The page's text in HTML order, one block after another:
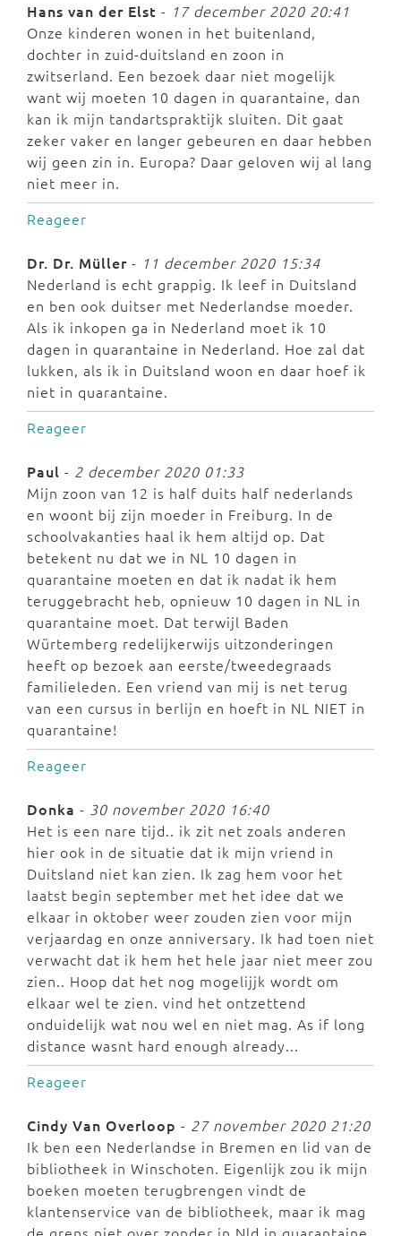
Hans van der Elst - 17 december 2020 20:41
Onze kinderen wonen in het buitenland,
dochter in zuid-duitsland en zoon in
zwitserland. Een bezoek daar niet mogelijk
want wij moeten 10 dagen in quarantaine, dan
kan ik mijn tandartspraktijk sluiten. Dit gaat
zeker vaker en langer gebeuren en daar hebben
wij geen zin in. Europa? Daar geloven wij al lang
niet meer in.
Reageer
Dr. Dr. Müller - 11 december 2020 15:34
Nederland is echt grappig. Ik leef in Duitsland
en ben ook duitser met Nederlandse moeder.
Als ik inkopen ga in Nederland moet ik 10
dagen in quarantaine in Nederland. Hoe zal dat
lukken, als ik in Duitsland woon en daar hoef ik
niet in quarantaine.
Reageer
Paul - 2 december 2020 01:33
Mijn zoon van 12 is half duits half nederlands
en woont bij zijn moeder in Freiburg. In de
schoolvakanties haal ik hem altijd op. Dat
betekent nu dat we in NL 10 dagen in
quarantaine moeten en dat ik nadat ik hem
teruggebracht heb, opnieuw 10 dagen in NL in
quarantaine moet. Dat terwijl Baden
Würtemberg redelijkerwijs uitzonderingen
heeft op bezoek aan eerste/tweedegraads
familieleden. Een vriend van mij is net terug
van een cursus in berlijn en hoeft in NL NIET in
quarantaine!
Reageer
Donka - 30 november 2020 16:40
Het is een nare tijd.. ik zit net zoals anderen
hier ook in de situatie dat ik mijn vriend in
Duitsland niet kan zien. Ik zag hem voor het
laatst begin september met het idee dat we
elkaar in oktober weer zouden zien voor mijn
verjaardag en onze anniversary. Ik had toen niet
verwacht dat ik hem het hele jaar niet meer zou
zien.. Hoop dat het nog mogelijjk wordt om
elkaar wel te zien. vind het ontzettend
onduidelijk wat nou wel en niet mag. As if long
distance wasnt hard enough already...
Reageer
Cindy Van Overloop - 27 november 2020 21:20
Ik ben een Nederlandse in Bremen en lid van de
bibliotheek in Winschoten. Eigenlijk zou ik mijn
boeken moeten terugbrengen vindt de
klantenservice van de bibliotheek, maar ik mag